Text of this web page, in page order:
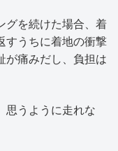
グを続けた場合、着
すうちに着地の衝撃
が痛みだし、負担は
思うように走れな